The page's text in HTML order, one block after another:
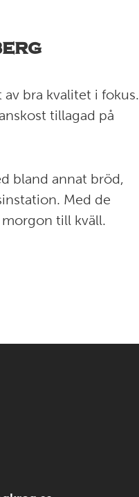
av bra kvalitet i fokus.
tillagad på
bland annat bröd,
Med de
till kväll.